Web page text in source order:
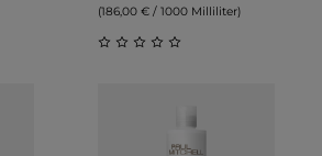
(186,00 € / 1000 Milliliter)